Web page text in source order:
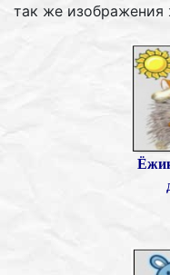
так же изображения